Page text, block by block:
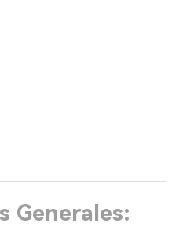
Generales: